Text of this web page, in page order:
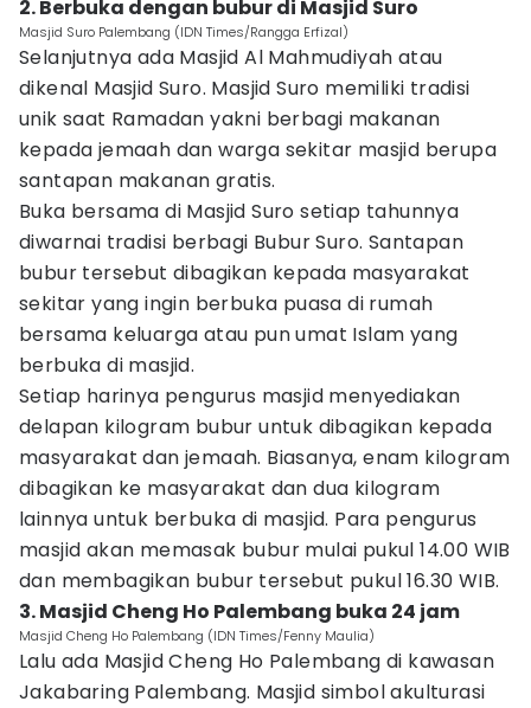
2. Berbuka dengan bubur di Masjid Suro
Masjid Suro Palembang (IDN Times/Rangga Erfizal)
Selanjutnya ada Masjid Al Mahmudiyah atau
dikenal Masjid Suro. Masjid Suro memiliki tradisi
unik saat Ramadan yakni berbagi makanan
kepada jemaah dan warga sekitar masjid berupa
santapan makanan gratis.
Buka bersama di Masjid Suro setiap tahunnya
diwarnai tradisi berbagi Bubur Suro. Santapan
bubur tersebut dibagikan kepada masyarakat
sekitar yang ingin berbuka puasa di rumah
bersama keluarga atau pun umat Islam yang
berbuka di masjid.
Setiap harinya pengurus masjid menyediakan
delapan kilogram bubur untuk dibagikan kepada
masyarakat dan jemaah. Biasanya, enam kilogram
dibagikan ke masyarakat dan dua kilogram
lainnya untuk berbuka di masjid. Para pengurus
masjid akan memasak bubur mulai pukul 14.00 WIB
dan membagikan bubur tersebut pukul 16.30 WIB.
3. Masjid Cheng Ho Palembang buka 24 jam
Masjid Cheng Ho Palembang (IDN Times/Fenny Maulia)
Lalu ada Masjid Cheng Ho Palembang di kawasan
Jakabaring Palembang. Masjid simbol akulturasi